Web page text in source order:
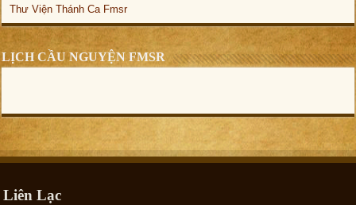
Thư Viện Thánh Ca Fmsr
LỊCH CẦU NGUYỆN FMSR
Liên Lạc